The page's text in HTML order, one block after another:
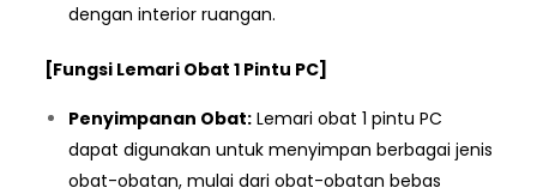
dengan interior ruangan.
[Fungsi Lemari Obat 1 Pintu PC]
Penyimpanan Obat: Lemari obat 1 pintu PC
dapat digunakan untuk menyimpan berbagai jenis
obat-obatan, mulai dari obat-obatan bebas